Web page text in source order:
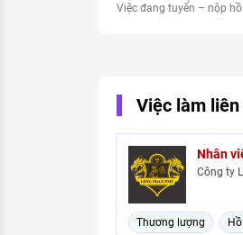
Việc đang tuyển – nộp
Việc làm liên
Nhân
Công ty
Thương lượng